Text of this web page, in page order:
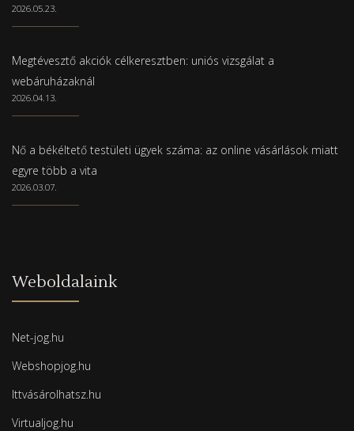
2026.05.23.
Megtévesztő akciók célkeresztben: uniós vizsgálat a
webáruházaknál
2026.04.13.
Nő a békéltető testületi ügyek száma: az online vásárlások miatt
egyre több a vita
2026.03.07.
Weboldalaink
Net-jog.hu
Webshopjog.hu
Ittvásárolhatsz.hu
Virtualjog.hu